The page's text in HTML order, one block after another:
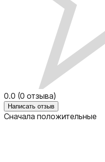
0.0 (0 отзыва)
Написать отзыв
Сначала положительные